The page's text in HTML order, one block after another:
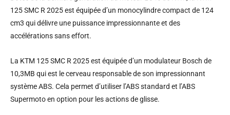
125 SMC R 2025 est équipée d’un monocylindre compact de 124
cm3 qui délivre une puissance impressionnante et des
accélérations sans effort.
La KTM 125 SMC R 2025 est équipée d’un modulateur Bosch de
10,3MB qui est le cerveau responsable de son impressionnant
système ABS. Cela permet d’utiliser l’ABS standard et l’ABS
Supermoto en option pour les actions de glisse.